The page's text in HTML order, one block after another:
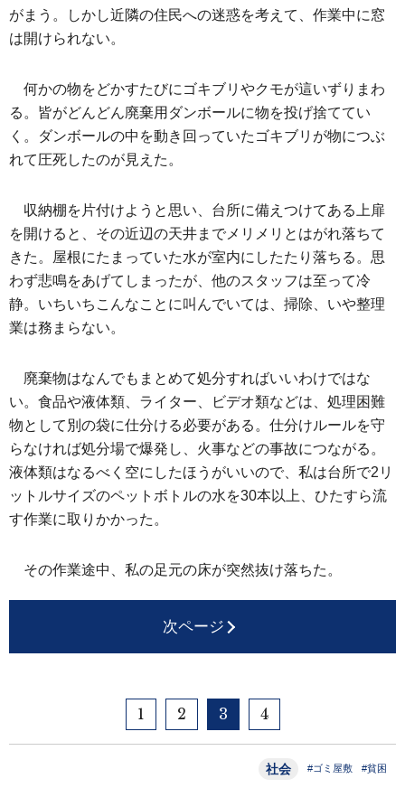
がまう。しかし近隣の住民への迷惑を考えて、作業中に窓
は開けられない。
何かの物をどかすたびにゴキブリやクモが這いずりまわ
る。皆がどんどん廃棄用ダンボールに物を投げ捨ててい
く。ダンボールの中を動き回っていたゴキブリが物につぶ
れて圧死したのが見えた。
収納棚を片付けようと思い、台所に備えつけてある上扉
を開けると、その近辺の天井までメリメリとはがれ落ちて
きた。屋根にたまっていた水が室内にしたたり落ちる。思
わず悲鳴をあげてしまったが、他のスタッフは至って冷
静。いちいちこんなことに叫んでいては、掃除、いや整理
業は務まらない。
廃棄物はなんでもまとめて処分すればいいわけではな
い。食品や液体類、ライター、ビデオ類などは、処理困難
物として別の袋に仕分ける必要がある。仕分けルールを守
らなければ処分場で爆発し、火事などの事故につながる。
液体類はなるべく空にしたほうがいいので、私は台所で2リ
ットルサイズのペットボトルの水を30本以上、ひたすら流
す作業に取りかかった。
その作業途中、私の足元の床が突然抜け落ちた。
次ページ
1 2 3 4
社会 #ゴミ屋敷 #貧困